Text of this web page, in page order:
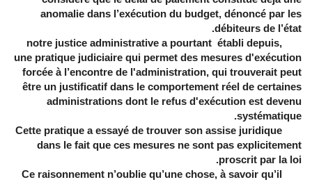
anomalie dans l’exécution du budget, dénoncé par les
débiteurs de l’état.
notre justice administrative a pourtant établi depuis,
une pratique judiciaire qui permet des mesures d'exécution
forcée à l’encontre de l'administration, qui trouverait peut
être un justificatif dans le comportement réel de certaines
administrations dont le refus d'exécution est devenu
systématique.
Cette pratique a essayé de trouver son assise juridique
dans le fait que ces mesures ne sont pas explicitement
proscrit par la loi.
Ce raisonnement n’oublie qu’une chose, à savoir qu’il